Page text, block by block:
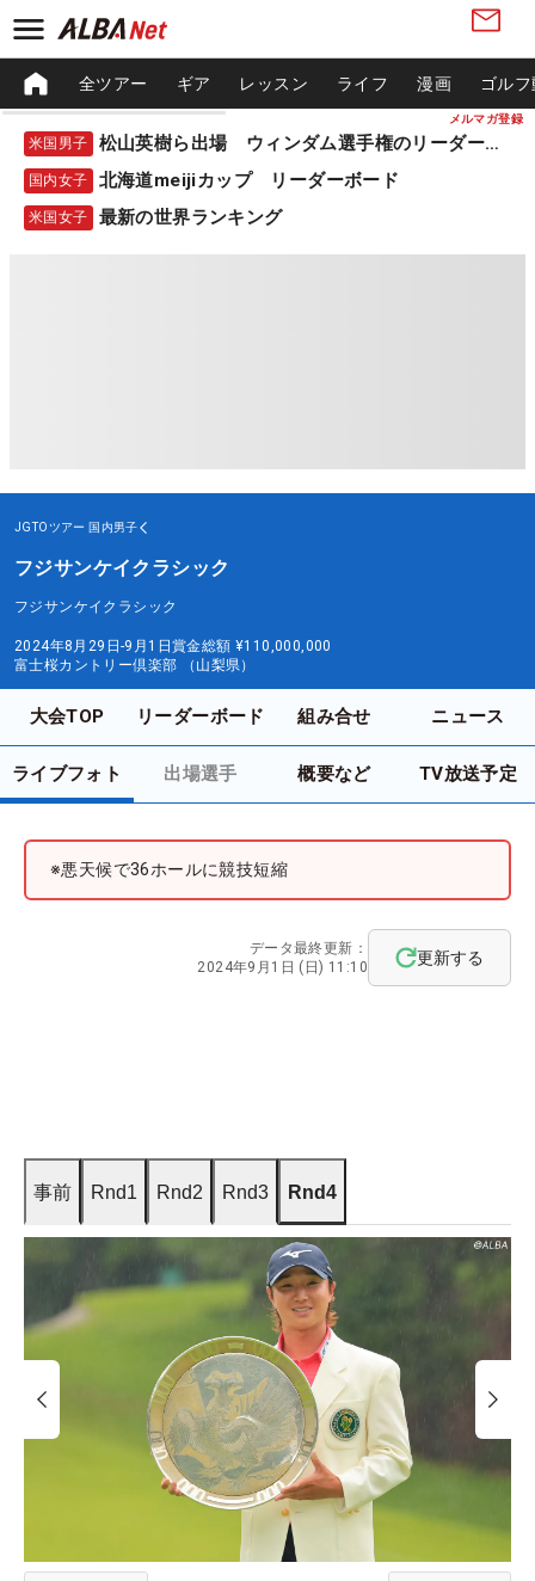
メルマガ登録
全ツアー ギア レッスン ライフ 漫画 ゴル
米国男子 松山英樹ら出場 ウィンダム選手権のリーダーボード
国内女子 北海道meijiカップ リーダーボード
米国女子 最新の世界ランキング
JGTOツアー 国内男子
フジサンケイクラシック
フジサンケイクラシック
2024年8月29日-9月1日賞金総額 ¥110,000,000
富士桜カントリー倶楽部 （山梨県）
大会TOP リーダーボード 組み合せ ニュース
ライブフォト 出場選手 概要など TV放送予定
※悪天候で36ホールに競技短縮
データ最終更新：
2024年9月1日 (日) 11:10
更新する
事前 Rnd1 Rnd2 Rnd3 Rnd4